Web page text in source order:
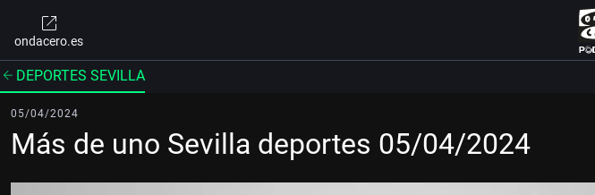
ondacero.es
DEPORTES SEVILLA
05/04/2024
Más de uno Sevilla deportes 05/04/2024